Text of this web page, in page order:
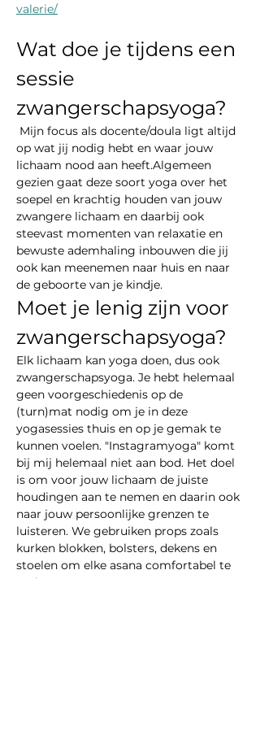
valerie/
Wat doe je tijdens een
sessie
zwangerschapsyoga?
Mijn focus als docente/doula ligt altijd
op wat jij nodig hebt en waar jouw
lichaam nood aan heeft.Algemeen
gezien gaat deze soort yoga over het
soepel en krachtig houden van jouw
zwangere lichaam en daarbij ook
steevast momenten van relaxatie en
bewuste ademhaling inbouwen die jij
ook kan meenemen naar huis en naar
de geboorte van je kindje.
Moet je lenig zijn voor
zwangerschapsyoga?
Elk lichaam kan yoga doen, dus ook
zwangerschapsyoga. Je hebt helemaal
geen voorgeschiedenis op de
(turn)mat nodig om je in deze
yogasessies thuis en op je gemak te
kunnen voelen. "Instagramyoga" komt
bij mij helemaal niet aan bod. Het doel
is om voor jouw lichaam de juiste
houdingen aan te nemen en daarin ook
naar jouw persoonlijke grenzen te
luisteren. We gebruiken props zoals
kurken blokken, bolsters, dekens en
stoelen om elke asana comfortabel te
maken…